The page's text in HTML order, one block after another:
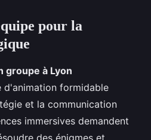
pour la
groupe à Lyon
d'animation formidable
et la communication
immersives demandent
des énigmes et